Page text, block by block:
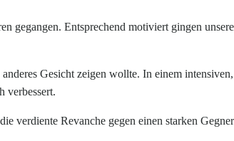
gegangen. Entsprechend motiviert gingen
Gesicht zeigen wollte. In einem intensiven,
verbessert.
verdiente Revanche gegen einen starken